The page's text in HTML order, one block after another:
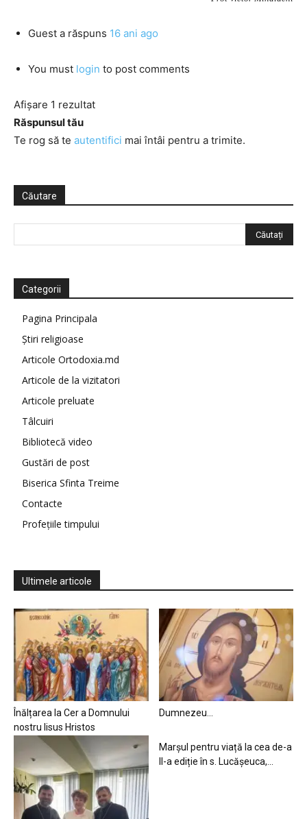
Guest a răspuns 16 ani ago
You must login to post comments
Afișare 1 rezultat
Răspunsul tău
Te rog să te autentifici mai întâi pentru a trimite.
Căutare
Categorii
Pagina Principala
Știri religioase
Articole Ortodoxia.md
Articole de la vizitatori
Articole preluate
Tâlcuiri
Bibliotecă video
Gustări de post
Biserica Sfinta Treime
Contacte
Profețiile timpului
Ultimele articole
Înălțarea la Cer a Domnului
nostru Iisus Hristos
Dumnezeu…
Marșul pentru viață la cea de-a
II-a ediție în s. Lucășeuca,...